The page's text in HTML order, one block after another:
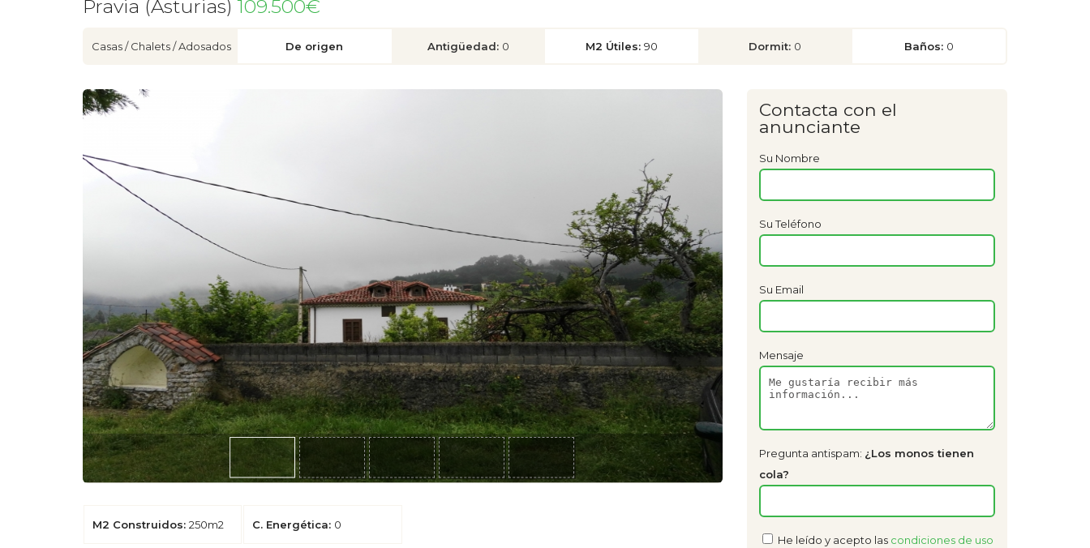
Pravia (Asturias) 109.500€
Casas / Chalets / Adosados De origen Antigüedad: 0 M2 Útiles:90 Dormit: 0 Baños: 0
M2 Construidos: 250m2 C. Energética: 0
Contacta con el
anunciante
Su Nombre
Su Teléfono
Su Email
Mensaje
Pregunta antispam: ¿Los monos tienen
cola?
He leído y acepto las condiciones de uso